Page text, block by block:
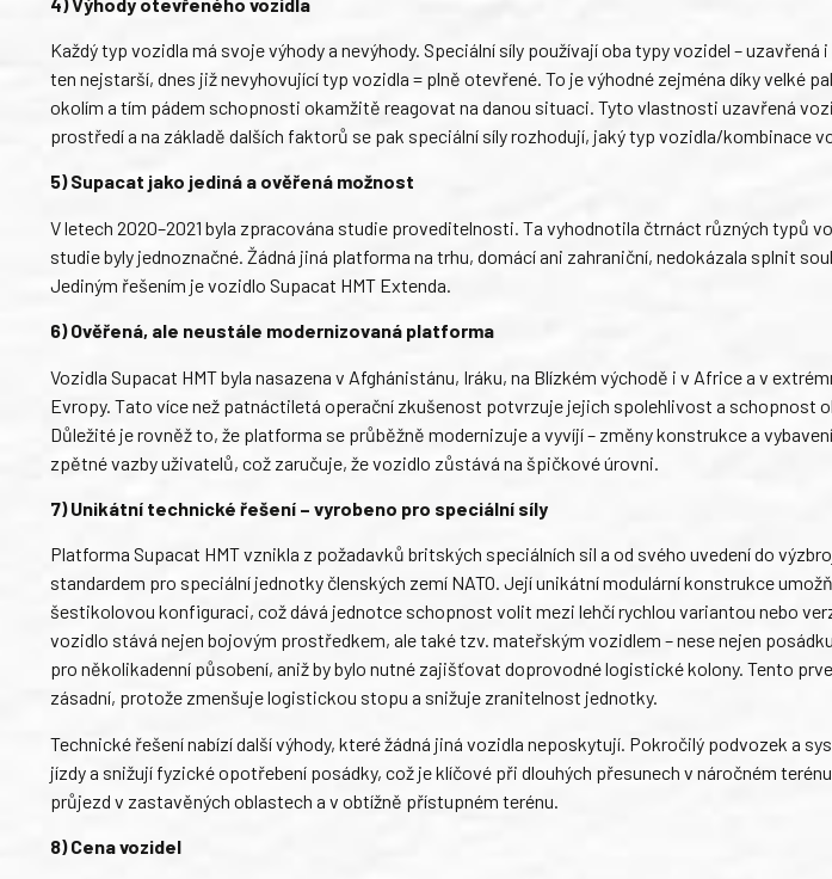
Každý typ vozidla má svoje výhody a nevýhody. Speciální síly používají oba typy vozidel –
ten nejstarší, dnes již nevyhovující typ vozidla = plně otevřené. To je výhodné zejména díky velké
okolím a tím pádem schopnosti okamžitě reagovat na danou situaci. Tyto vlastnosti uzavřená
prostředí a na základě dalších faktorů se pak speciální síly rozhodují, jaký typ vozidla/kombinace
5) Supacat jako jediná a ověřená možnost
V letech 2020–2021 byla zpracována studie proveditelnosti. Ta vyhodnotila čtrnáct různých typů
studie byly jednoznačné. Žádná jiná platforma na trhu, domácí ani zahraniční, nedokázala splnit
Jediným řešením je vozidlo Supacat HMT Extenda.
6) Ověřená, ale neustále modernizovaná platforma
Vozidla Supacat HMT byla nasazena v Afghánistánu, Iráku, na Blízkém východě i v Africe a v
Evropy. Tato více než patnáctiletá operační zkušenost potvrzuje jejich spolehlivost a schopnost
Důležité je rovněž to, že platforma se průběžně modernizuje a vyvíjí – změny konstrukce a
zpětné vazby uživatelů, což zaručuje, že vozidlo zůstává na špičkové úrovni.
7) Unikátní technické řešení – vyrobeno pro speciální síly
Platforma Supacat HMT vznikla z požadavků britských speciálních sil a od svého uvedení do
standardem pro speciální jednotky členských zemí NATO. Její unikátní modulární konstrukce
šestikolovou konfiguraci, což dává jednotce schopnost volit mezi lehčí rychlou variantou nebo
vozidlo stává nejen bojovým prostředkem, ale také tzv. mateřským vozidlem – nese nejen
pro několikadenní působení, aniž by bylo nutné zajišťovat doprovodné logistické kolony. Tento
zásadní, protože zmenšuje logistickou stopu a snižuje zranitelnost jednotky.
Technické řešení nabízí další výhody, které žádná jiná vozidla neposkytují. Pokročilý podvozek a
jízdy a snižují fyzické opotřebení posádky, což je klíčové při dlouhých přesunech v náročném
průjezd v zastavěných oblastech a v obtížně přístupném terénu.
8) Cena vozidel